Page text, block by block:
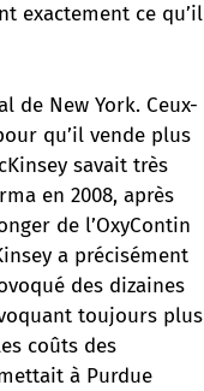
exactement ce qu’il
de New York. Ceux-
qu’il vende plus
savait très
en 2008, après
de l’OxyContin
a précisément
des dizaines
toujours plus
coûts des
à Purdue